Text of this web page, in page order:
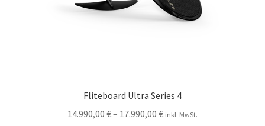
Fliteboard Ultra Series 4
14.990,00 €– 17.990,00 € inkl. MwSt.